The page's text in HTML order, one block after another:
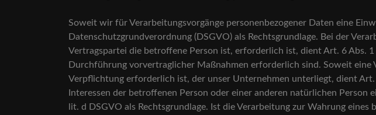
Soweit wir für Verarbeitungsvorgänge personenbezogener Daten eine
Datenschutzgrundverordnung (DSGVO) als Rechtsgrundlage. Bei der
Vertragspartei die betroffene Person ist, erforderlich ist, dient Art. 6 Abs.
Durchführung vorvertraglicher Maßnahmen erforderlich sind. Soweit
Verpflichtung erforderlich ist, der unser Unternehmen unterliegt, dient
Interessen der betroffenen Person oder einer anderen natürlichen
lit. d DSGVO als Rechtsgrundlage. Ist die Verarbeitung zur Wahrung